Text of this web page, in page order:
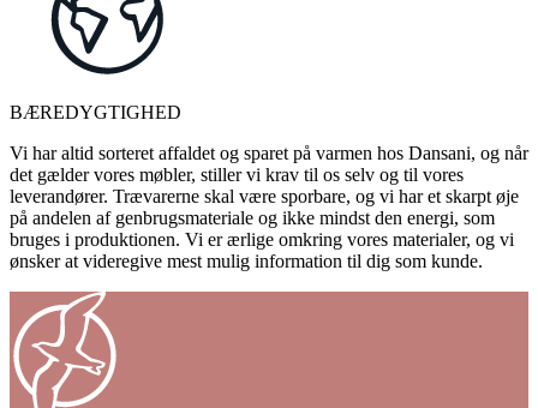
BÆREDYGTIGHED
Vi har altid sorteret affaldet og sparet på varmen hos Dansani, og når
det gælder vores møbler, stiller vi krav til os selv og til vores
leverandører. Trævarerne skal være sporbare, og vi har et skarpt øje
på andelen af genbrugsmateriale og ikke mindst den energi, som
bruges i produktionen. Vi er ærlige omkring vores materialer, og vi
ønsker at videregive mest mulig information til dig som kunde.